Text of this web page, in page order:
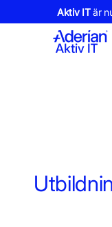
Aktiv ITär